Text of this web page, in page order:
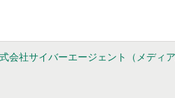
会社サイバーエージェント（メディ